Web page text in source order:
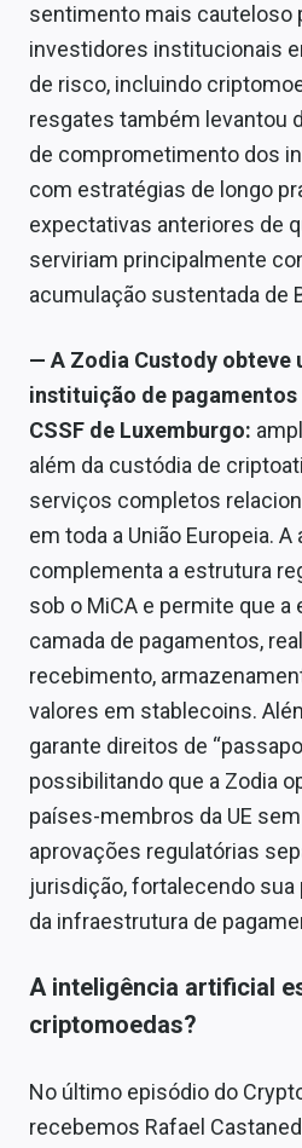
sentimento mais cauteloso
investidores institucionais
de risco, incluindo
resgates também levantou
de comprometimento dos
com estratégias de longo
expectativas anteriores de
serviriam principalmente
acumulação sustentada de
— A Zodia Custody obteve
instituição de
CSSF de Luxemburgo:
além da custódia de
serviços completos
em toda a União Europeia.
complementa a estrutura
sob o MiCA e permite que a
camada de pagamentos,
recebimento,
valores em stablecoins.
garante direitos de
possibilitando que a Zodia
países-membros da UE
aprovações regulatórias
jurisdição, fortalecendo sua
da infraestrutura de
A inteligência artificial
criptomoedas?
No último episódio do
recebemos Rafael